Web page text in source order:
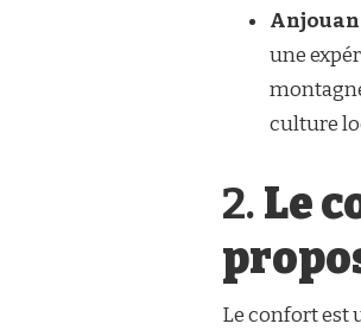
Anjouan
une
culture
2. Le
Le confort est